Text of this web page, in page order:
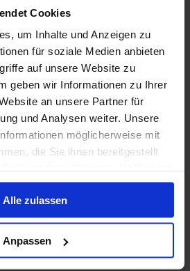
Cookies
um Inhalte und Anzeigen zu
für soziale Medien anbieten
auf unsere Website zu
geben wir Informationen zu Ihrer
an unsere Partner für
und Analysen weiter. Unsere
möglicherweise mit
die Sie ihnen bereitgestellt
Alle zulassen
Anpassen
Norwegian Viva